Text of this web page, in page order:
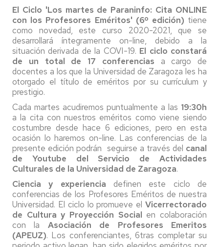
El Ciclo 'Los martes de Paraninfo: Cita ONLINE
con los Profesores Eméritos' (6º edición) tiene
como novedad, este curso 2020-2021, que se
desarrollará íntegramente on-line, debido a la
situación derivada de la COVI-19. El ciclo constará
de un total de 17 conferencias a cargo de
docentes a los que la Universidad de Zaragoza les ha
otorgado el título de eméritos por su currículum y
prestigio.
Cada martes acudiremos puntualmente a las 19:30h
a la cita con nuestros eméritos como viene siendo
costumbre desde hace 6 ediciones, pero en esta
ocasión lo haremos on-line. Las conferencias de la
presente edición podrán seguirse a través del canal
de Youtube del Servicio de Actividades
Culturales de la Universidad de Zaragoza.
Ciencia y experiencia definen este ciclo de
conferencias de los Profesores Eméritos de nuestra
Universidad. El ciclo lo promueve el Vicerrectorado
de Cultura y Proyección Social en colaboración
con la Asociación de Profesores Emeritos
(APEUZ). Los conferenciantes, 6tras completar su